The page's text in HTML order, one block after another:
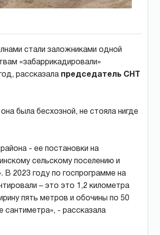
стали заложниками одной
«забаррикадировали»
рассказала председатель СНТ
была бесхозной, не стояла нигде
- ее постановки на
сельскому поселению и
В 2023 году по госпрограмме на
– это это 1,2 километра
пять метров и обочины по 50
сантиметра», - рассказала